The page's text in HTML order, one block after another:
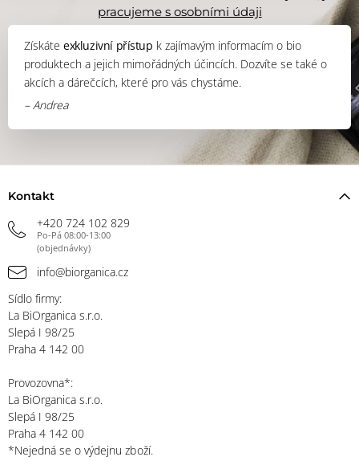
pracujeme s osobními údaji
Získáteexkluzivní přístup k zajímavým informacím o bio
produktech a jejich mimořádných účincích. Dozvíte se také o
akcích a dárečcích, které pro vás chystáme.
– Andrea
Kontakt
+420 724 102 829
Po-Pá 08:00-13:00
(objednávky)
info@biorganica.cz
Sídlo firmy:
La BiOrganica s.r.o.
Slepá I 98/25
Praha 4 142 00
Provozovna*:
La BiOrganica s.r.o.
Slepá I 98/25
Praha 4 142 00
*Nejedná se o výdejnu zboží.